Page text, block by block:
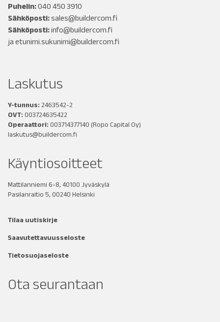
Puhelin:040 450 3910
Sähköposti:sales@buildercom.fi
Sähköposti:info@buildercom.fi
ja etunimi.sukunimi@buildercom.fi
Laskutus
Y-tunnus: 2463542-2
OVT: 003724635422
Operaattori: 003714377140 (Ropo Capital Oy)
laskutus@buildercom.fi
Käyntiosoitteet
Mattilanniemi 6-8, 40100 Jyväskylä
Pasilanraitio 5, 00240 Helsinki
Tilaa uutiskirje
Saavutettavuusseloste
Tietosuojaseloste
Ota seurantaan